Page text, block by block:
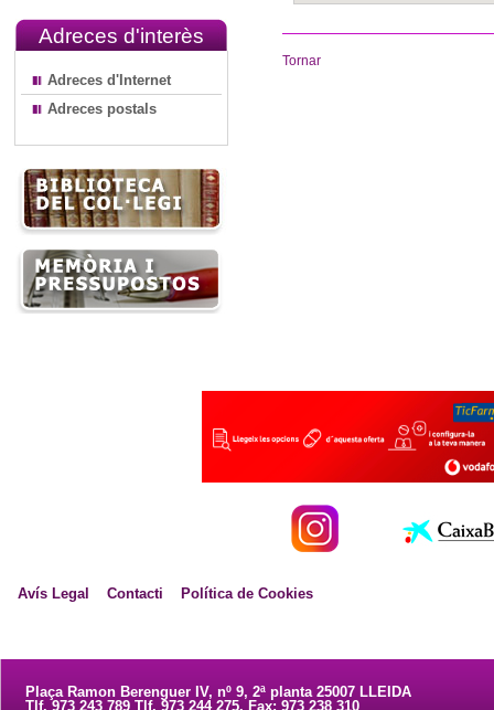
Adreces d'interès
Adreces d'Internet
Adreces postals
Tornar
Avís Legal Contacti Política de Cookies
Plaça Ramon Berenguer IV, nº 9, 2ª planta 25007 LLEIDA
Tlf. 973 243 789 Tlf. 973 244 275. Fax: 973 238 310